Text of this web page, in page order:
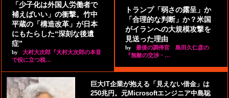
「少子化は外国人労働者で
補えばいい」の衝撃。竹中
平蔵の「構造改革」が日本
にもたらした“深刻な後遺
症”
by
大村大次郎『大村大次郎の本音
で役に立つ税…
トランプ「弱さの露呈」か
「合理的な判断」か？米国
がイランへの大規模攻撃を
見送った理由
by
最後の調停官 島田久仁彦の
『無敵の交渉・…
巨大IT企業が抱える「見えない借金」は
250兆円。元Microsoftエンジニア中島聡